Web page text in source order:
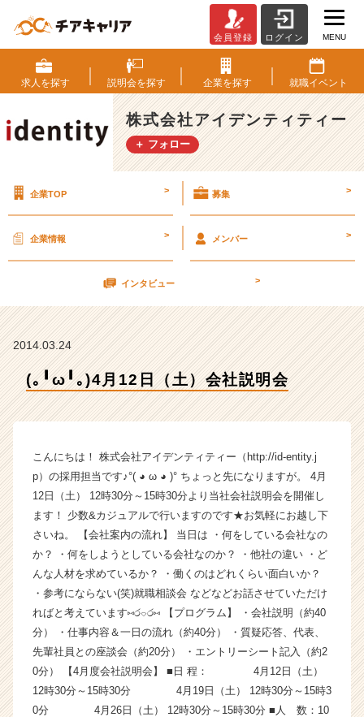
╹
ω
╹｡)
4
月
1
会
明
会
イ
ン
ィ
テ
の
タ
イ
ム
ラ
イ
|
ベ
ン
ャ
会員登録 ログイン MENU
求人を探す 説明会を探す 企業を探す 就職イベント
株式会社アイデンティティー
＋ フォロー
企業TOP > 募集 >
企業情報 > メンバー >
インタビュー >
2014.03.24
(｡╹ω╹｡)4月12日（土）会社説明会
こんにちは！ 株式会社アイデンティティー（http://id-entity.j
p）の採用担当です♪°( ◕ ω ◕ )° ちょっと先になりますが。 4月
12日（土） 12時30分～15時30分より当社会社説明会を開催し
ます！ 少数&カジュアルで行いますのです★お気軽にお越し下
さいね。 【会社案内の流れ】 当日は ・何をしている会社なの
か？ ・何をしようとしている会社なのか？ ・他社の違い ・ど
んな人材を求めているか？ ・働くのはどれくらい面白いか？
・参考にならない(笑)就職相談会 などなどお話させていただけ
ればと考えています⑅ර⌔ර⑅ 【プログラム】 ・会社説明（約40
分） ・仕事内容＆一日の流れ（約40分） ・質疑応答、代表、
先輩社員との座談会（約20分） ・エントリーシート記入（約2
0分） 【4月度会社説明会】 ■日 程： 4月12日（土）
12時30分～15時30分 4月19日（土） 12時30分～15時3
0分 4月26日（土） 12時30分～15時30分 ■人 数：10